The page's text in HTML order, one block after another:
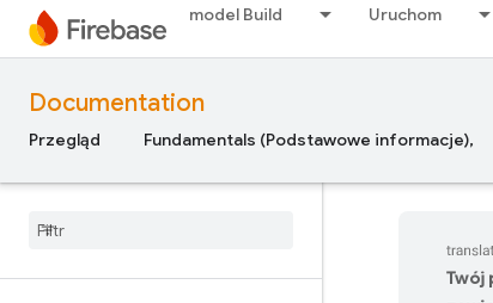
model Build Uruchom
Documentation
Przegląd Fundamentals (Podstawowe informacje),
Twój